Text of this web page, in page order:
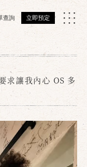
查詢 立即預定
求讓我內心 OS 多